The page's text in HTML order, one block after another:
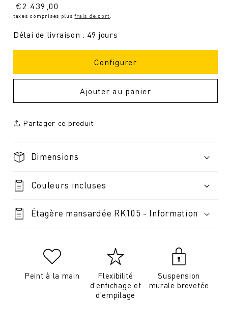
Prix
normal
€2.439,00
taxes comprises plusfrais de port
Délai de livraison : 49 jours
Configurer
Ajouter au panier
Partager ce produit
Dimensions
Couleurs incluses
Étagère mansardée RK105 - Information
Peint à la main
Flexibilité
d'enfichage et
d'empilage
Suspension
murale brevetée